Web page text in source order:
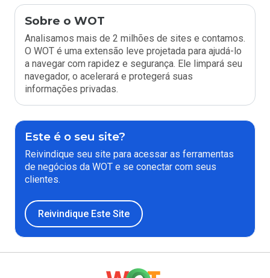
Sobre o WOT
Analisamos mais de 2 milhões de sites e contamos.
O WOT é uma extensão leve projetada para ajudá-lo
a navegar com rapidez e segurança. Ele limpará seu
navegador, o acelerará e protegerá suas
informações privadas.
Este é o seu site?
Reivindique seu site para acessar as ferramentas
de negócios da WOT e se conectar com seus
clientes.
Reivindique Este Site